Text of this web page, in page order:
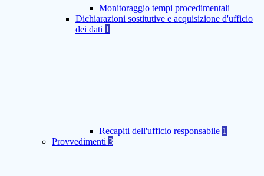
Monitoraggio tempi procedimentali
Dichiarazioni sostitutive e acquisizione d'ufficio
dei dati 1
Recapiti dell'ufficio responsabile 1
Provvedimenti 3